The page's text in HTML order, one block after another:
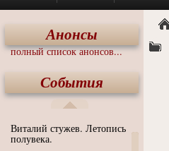
Анонсы
полный список анонсов...
События
Виталий стужев. Летопись
полувека.